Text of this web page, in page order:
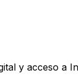
y acceso